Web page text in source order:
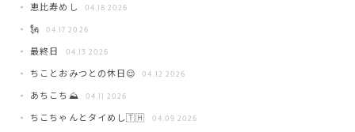
恵比寿めし 04.18 2026
🗽 04.17 2026
最終日 04.13 2026
ちことおみつとの休日😌 04.12 2026
あちこち⛰️ 04.11 2026
ちこちゃんとタイめし🇹🇭 04.09 2026